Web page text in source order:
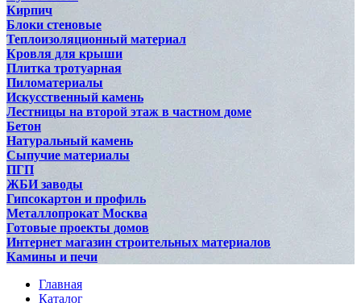
Кирпич
Блоки стеновые
Теплоизоляционный материал
Кровля для крыши
Плитка тротуарная
Пиломатериалы
Искусственный камень
Лестницы на второй этаж в частном доме
Бетон
Натуральный камень
Сыпучие материалы
ПГП
ЖБИ заводы
Гипсокартон и профиль
Металлопрокат Москва
Готовые проекты домов
Интернет магазин строительных материалов
Камины и печи
Главная
Каталог